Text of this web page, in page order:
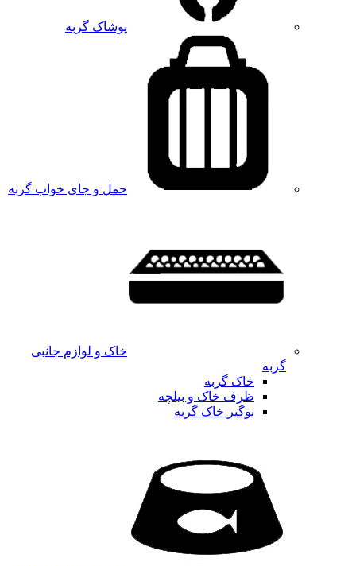
پوشاک گربه
حمل و جای خواب گربه
خاک و لوازم جانبی
گربه
خاک گربه
ظرف خاک و بیلچه
بوگیر خاک گربه